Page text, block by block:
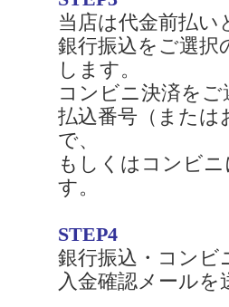
当店は代金前払い
銀行振込をご選択
します。
コンビニ決済をご
払込番号（または
で、
もしくはコンビ
す。
STEP4
銀行振込・コンビ
入金確認メール